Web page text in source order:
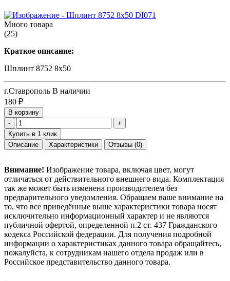
Много товара
(25)
Краткое описание:
Шплинт 8752 8х50
г.Ставрополь В наличии
180 ₽
В корзину
-
+
Купить в 1 клик
Описание
Характеристики Отзывы (0)
Внимание! Изображение товара, включая цвет, могут
отличаться от действительного внешнего вида. Комплектация
так же может быть изменена производителем без
предварительного уведомления. Обращаем ваше внимание на
то, что все приведённые выше характеристики товара носят
исключительно информационный характер и не являются
публичной офертой, определенной п.2 ст. 437 Гражданского
кодекса Российской федерации. Для получения подробной
информации о характеристиках данного товара обращайтесь,
пожалуйста, к сотрудникам нашего отдела продаж или в
Российское представительство данного товара.